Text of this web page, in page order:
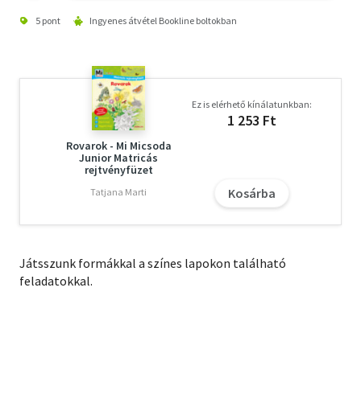
5 pont Ingyenes átvétel Bookline boltokban
Rovarok - Mi Micsoda
Junior Matricás
rejtvényfüzet
Tatjana Marti
Ez is elérhető kínálatunkban:
1 253 Ft
Kosárba
Játsszunk formákkal a színes lapokon található
feladatokkal.